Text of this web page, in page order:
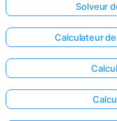
Solveur
Calculateur